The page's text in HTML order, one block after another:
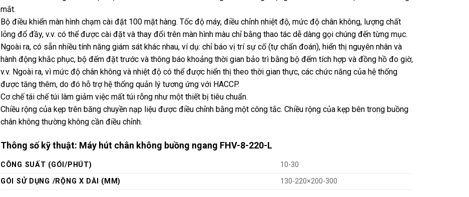
mắt.
Bộ điều khiển màn hình chạm cài đặt 100 mặt hàng. Tốc độ máy, điều chỉnh nhiệt độ, mức độ chân không, lượng chất
lỏng đổ đầy, v.v. có thể được cài đặt và thay đổi trên màn hình màu chỉ bằng thao tác dễ dàng gọi chúng đến từng mục.
Ngoài ra, có sẵn nhiều tính năng giám sát khác nhau, ví dụ: chỉ báo vị trí sự cố (tự chẩn đoán), hiển thị nguyên nhân và
hành động khắc phục, bộ đếm đặt trước và thông báo khoảng thời gian bảo trì bằng bộ đếm tích hợp và đồng hồ đo giờ,
v.v. Ngoài ra, vì mức độ chân không và nhiệt độ có thể được hiển thị theo thời gian thực, các chức năng của hệ thống
được tăng thêm, do đó hỗ trợ hệ thống quản lý tương ứng với HACCP.
Cơ chế tái chế túi làm giảm việc mất túi rỗng như một thiết bị tiêu chuẩn.
Chiều rộng của kẹp trên băng chuyền nạp liệu được điều chỉnh bằng một công tắc. Chiều rộng của kẹp bên trong buồng
chân không thường không cần điều chỉnh.
Thông số kỹ thuật: Máy hút chân không buồng ngang FHV-8-220-L
CÔNG SUẤT (GÓI/PHÚT)
10-30
GÓI SỬ DỤNG /RỘNG X DÀI (MM)
130-220×200-300